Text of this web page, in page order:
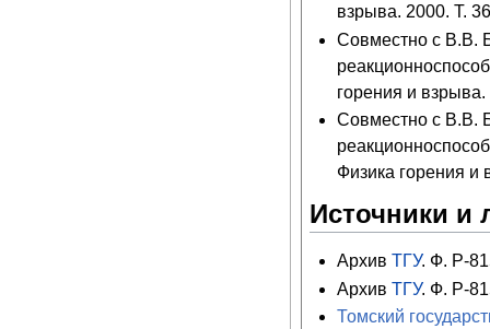
взрыва. 2000. Т.
Совместно с В.В.
горения и
Совместно с В.В.
Физика горения
Источники и
АрхивТГУ. Ф. Р-
АрхивТГУ. Ф. Р-
Томский